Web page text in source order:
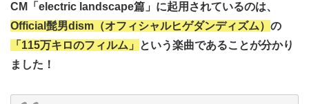
CM「electric landscape篇」に起用されているのは、
Official髭男dism（オフィシャルヒゲダンディズム） の
「115万キロのフィルム」
という楽曲であることが分かり
ました！